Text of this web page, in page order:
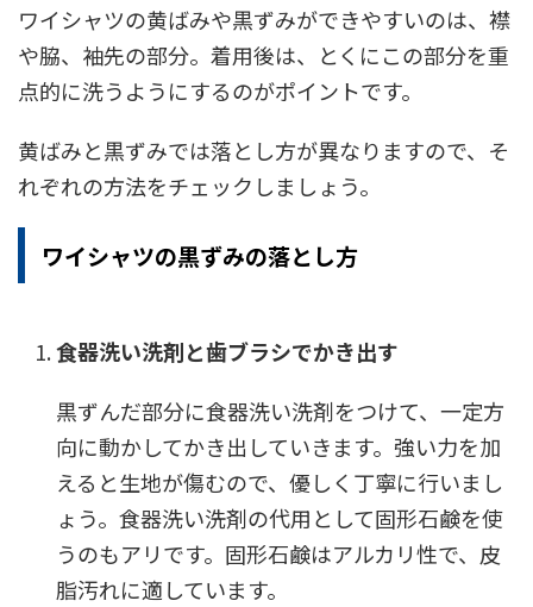
ワイシャツの黄ばみや黒ずみができやすいのは、襟
や脇、袖先の部分。着用後は、とくにこの部分を重
点的に洗うようにするのがポイントです。
黄ばみと黒ずみでは落とし方が異なりますので、そ
れぞれの方法をチェックしましょう。
ワイシャツの黒ずみの落とし方
食器洗い洗剤と歯ブラシでかき出す
黒ずんだ部分に食器洗い洗剤をつけて、一定方
向に動かしてかき出していきます。強い力を加
えると生地が傷むので、優しく丁寧に行いまし
ょう。食器洗い洗剤の代用として固形石鹸を使
うのもアリです。固形石鹸はアルカリ性で、皮
脂汚れに適しています。